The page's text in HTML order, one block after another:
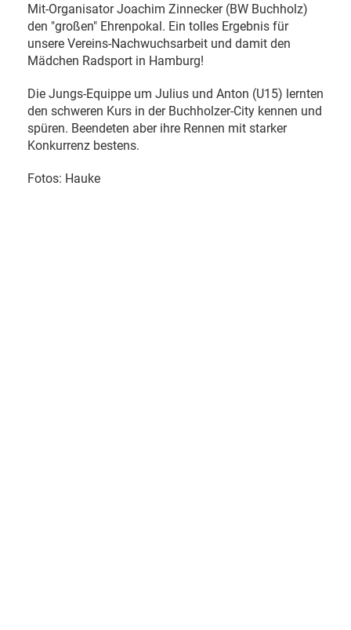
Mit-Organisator Joachim Zinnecker (BW Buchholz)
den "großen" Ehrenpokal. Ein tolles Ergebnis für
unsere Vereins-Nachwuchsarbeit und damit den
Mädchen Radsport in Hamburg!
Die Jungs-Equippe um Julius und Anton (U15) lernten
den schweren Kurs in der Buchholzer-City kennen und
spüren. Beendeten aber ihre Rennen mit starker
Konkurrenz bestens.
Fotos: Hauke